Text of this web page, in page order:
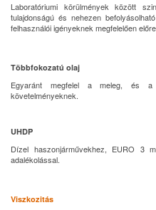
Laboratóriumi körülmények között
tulajdonságú és nehezen
felhasználói igényeknek megfelelően
Többfokozatú olaj
Egyaránt megfelel a meleg, és a
követelményeknek.
UHDP
Dízel haszonjárművekhez, EURO 3
adalékolással.
Viszkozitás